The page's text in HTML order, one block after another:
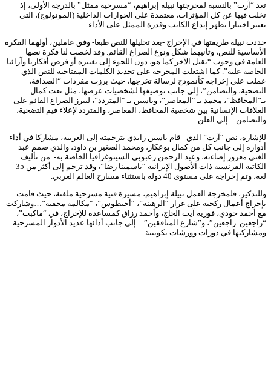
تعد “آرت” بالنسبة لمخرجتها نبيلة إبراهيم، “مسرحية ممثل” بالدرجة الأولى، إذ
تخلت فيها عن كل المؤثرات، معتمدة على الحوارات الداخلية (المونولوج)، التي
تعتبر اختبارا يظهر إبداع الكاتب وقدرة الممثل على الأداء.
حددت نبيلة طريقتها في الإخراج -بعد تحليلها للنص طبعا- وفق عاملين، أولهما الفكرة
الأساسية للنص، وثانيهما شكل ونوع الصراع القائم. وقد لخصت لنا فكرة نصها
العامة في وجوب “تقبل الآخر كما هو، دون اللجوء إلى تغييره أو فرض أفكارنا وآرائنا
الخاصة عليه”. كما اشتغلت المخرجة على تحديد الكلمات المفتاحية للنص الذي
عملت على إخراجه كأنموذج لرسالة تخرجها، حيث برزت مفردات “الصداقة،
التضحية، والتضامن”، إلى جانب توصيفها لشخصيات عرضها، مثل نعت كمال
بـ”المحافظ”، محمد بـ “المعاصر”، وياسين بـ “المتردد”، ليبرز الصراع القائم على
العلاقات الإنسانية بين شخصية المحافظ، المعاصر، والمتردد لإعلاء قيم التضحية،
والتضامن…إلى العلن.
للإشارة، نص “آرت” الذي -قام ياسين زايدي بترجمته إلى العربية، مشاركا في أداء
أدواره إلى جانب كل من كمال بوعكاز، ومحمد الصغير بن داود، والذي صمم عبد
الغني معزوز إضاءته، وعبد الرحمن زعبوبي السينوغرافيا الخاصة به- من تأليف
الكاتبة الفرنسية ذات الأصول الإيرانية “ياسمينا رضا”، وقد ترجم إلى أكثر من 35
لغة، وتم إخراجه على مستوى 40 دولة باستثناء مسارح العالم العربي.
وللتذكير، فلمخرجة العمل نبيلة إبراهيم، مسيرة فنية مسرحية ملفتة، حيث قامت
بإخراج أعمال ركحية على غرار “الرهينة”، “أحيطوس”، “مكالمة مخفية”…وشاركت
مع أحمد خودي، فوزية آيت الحاج، وأحمد رزاق كمساعدة للإخراج، في “ماكبت”،
“راجعين..راجعين”، و”شارع المنافقين”…إلى جانب أدائها عديد الأدوار المسرحية
ومشاركتها في دورات وورشات تكوينية.